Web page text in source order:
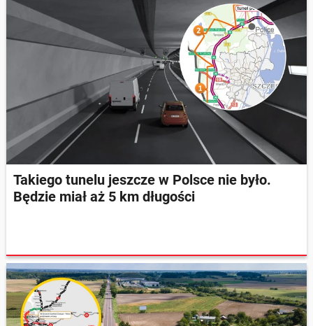
Takiego tunelu jeszcze w Polsce nie było.
Będzie miał aż 5 km długości